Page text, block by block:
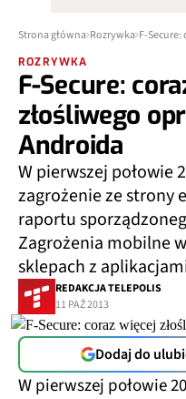
Strona główna Rozrywka
ROZRYWKA
F-Secure:
złośliwego
Androida
W pierwszej połowie
zagrożenie ze strony
raportu
Zagrożenia mobilne
sklepach z
REDAKCJA TELEPOLIS
11 PAŹ 2013
Dodaj do
W pierwszej połowie